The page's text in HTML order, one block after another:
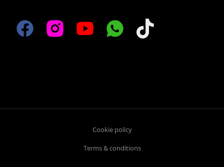
Cookie policy
Terms & conditions